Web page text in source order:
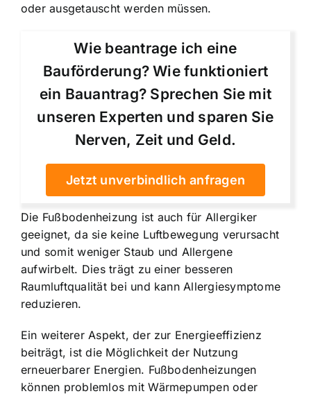
oder ausgetauscht werden müssen.
Wie beantrage ich eine
Bauförderung? Wie funktioniert
ein Bauantrag? Sprechen Sie mit
unseren Experten und sparen Sie
Nerven, Zeit und Geld.
Jetzt unverbindlich anfragen
Die Fußbodenheizung ist auch für Allergiker
geeignet, da sie keine Luftbewegung verursacht
und somit weniger Staub und Allergene
aufwirbelt. Dies trägt zu einer besseren
Raumluftqualität bei und kann Allergiesymptome
reduzieren.
Ein weiterer Aspekt, der zur Energieeffizienz
beiträgt, ist die Möglichkeit der Nutzung
erneuerbarer Energien. Fußbodenheizungen
können problemlos mit Wärmepumpen oder